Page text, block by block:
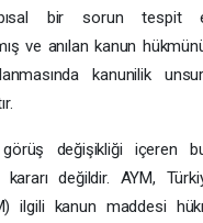
bir sorun tespit
ve anılan kanun
kanunilik
görüş değişikliği içeren
değildir. AYM,
ilgili kanun maddesi